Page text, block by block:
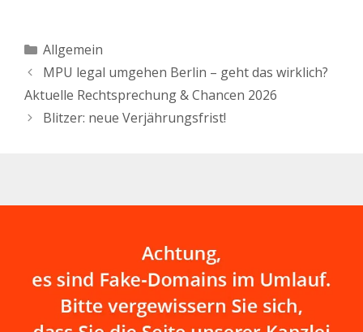
insbesondere in Baden-
Württemberg,
Mecklenburg-
Vorpommern und
Brandenburg, vermehrt
gefordert, bevor sie nach
Kategorien
Allgemein
MPU legal umgehen Berlin – geht das wirklich?
Aktuelle Rechtsprechung & Chancen 2026
Blitzer: neue Verjährungsfrist!